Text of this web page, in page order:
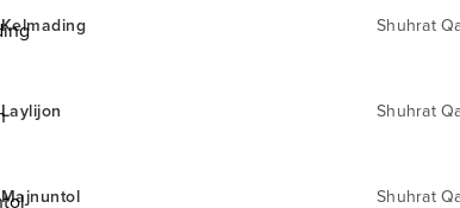
Kelmading Shuhrat
Laylijon Shuhrat
Majnuntol Shuhrat